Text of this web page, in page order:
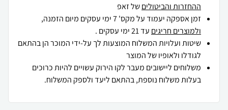
ההחזרות והביטוליםשל זאפ
זמן אספקה יעמוד על מקס' 7 ימי עסקים מיום הזמנה,
ולמוצרים חריגים עד 21 ימי עסקים .
שיטות ועלויות המשלוח המוצעות לך על-ידי המוכר הן בהתאם
לגודלו ולאופיו של המוצר
משלוחים ליישובים מעבר לקו הירוק עשויים להיות כרוכים
בעלות משלוח נוספת, בהתאם ליעד ולספק המשלוח.